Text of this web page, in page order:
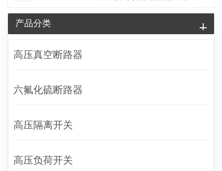
产品分类
高压真空断路器
六氟化硫断路器
高压隔离开关
高压负荷开关